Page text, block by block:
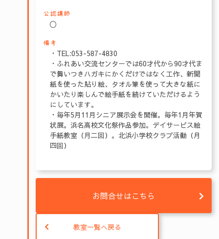
公認講師
〇
備考
・TEL:053-587-4830
・ふれあい交流センターでは60才代から90才代ま
で舞いつきハガキにかくだけではなく工作、新聞
紙を使った貼り絵、タオル筆を使って大きな紙に
かいたり楽しんで絵手紙を続けていただけるよう
にしています。
・毎年5月11月シニア展示会を開催。毎年1月年賀
状展。浜名高校文化祭作品参加。デイサービス絵
手紙教室（月二回）。北浜小学校クラブ活動（月
四回）
お問合せはこちら
教室一覧へ戻る